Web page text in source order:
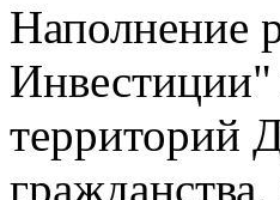
Наполнение
территорий